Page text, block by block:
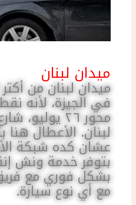
ميدان لبنان
ميدان لبنان من أكتر
في الجيزة، لأنه
محور ٢٦
لبنان. الأعطال
عشان كده شبكة
بتوفر خدمة ونش
بشكل فوري مع
مع أي نوع سيارة.